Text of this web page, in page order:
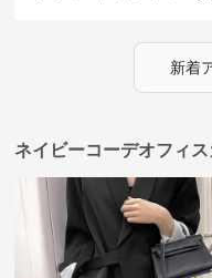
新着
ネイビーコーデオフィ